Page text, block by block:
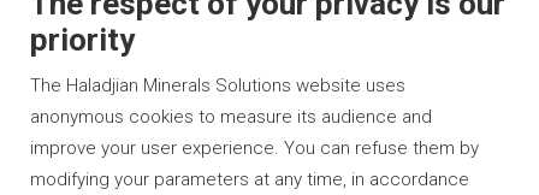
Haladjian Construction Solutions
Haladjian Rental Solutions
Haladjian Waste & Recycling
priority
The Haladjian Minerals Solutions website uses
anonymous cookies to measure its audience and
improve your user experience. You can refuse them by
modifying your parameters at any time, in accordance